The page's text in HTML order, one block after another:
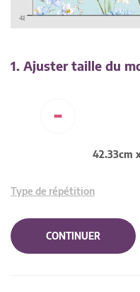
1. Ajuster taille du
-
42.33cm
Type de répétition
CONTINUER